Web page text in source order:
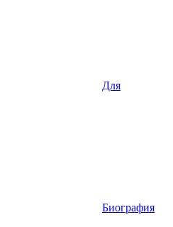
Для
Биография